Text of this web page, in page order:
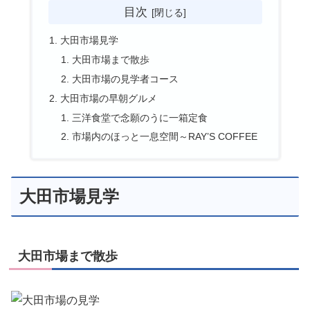
目次
大田市場見学
大田市場まで散歩
大田市場の見学者コース
大田市場の早朝グルメ
三洋食堂で念願のうに一箱定食
市場内のほっと一息空間～RAY’S COFFEE
大田市場見学
大田市場まで散歩